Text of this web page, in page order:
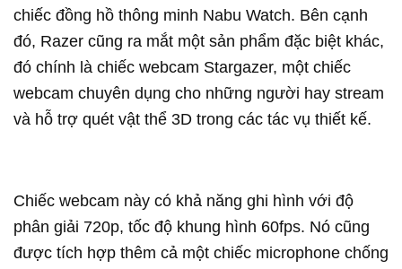
chiếc đồng hồ thông minh Nabu Watch. Bên cạnh
đó, Razer cũng ra mắt một sản phẩm đặc biệt khác,
đó chính là chiếc webcam Stargazer, một chiếc
webcam chuyên dụng cho những người hay stream
và hỗ trợ quét vật thể 3D trong các tác vụ thiết kế.
Chiếc webcam này có khả năng ghi hình với độ
phân giải 720p, tốc độ khung hình 60fps. Nó cũng
được tích hợp thêm cả một chiếc microphone chống